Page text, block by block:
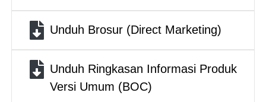
Unduh Brosur (Direct Marketing)
Unduh Ringkasan Informasi Produk
Versi Umum (BOC)